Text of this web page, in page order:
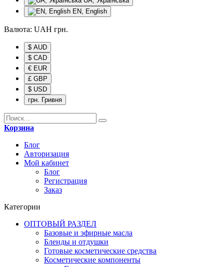
EN, English
Валюта: UAH грн.
$ AUD
$ CAD
€ EUR
£ GBP
$ USD
грн. Гривня
Корзина
Блог
Авторизация
Мой кабинет
Блог
Регистрация
Заказ
Категории
ОПТОВЫЙ РАЗДЕЛ
Базовые и эфирные масла
Бленды и отдушки
Готовые косметические средства
Косметические компоненты